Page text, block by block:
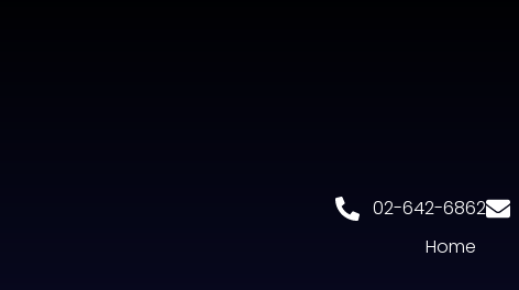
02-642-6862
Home